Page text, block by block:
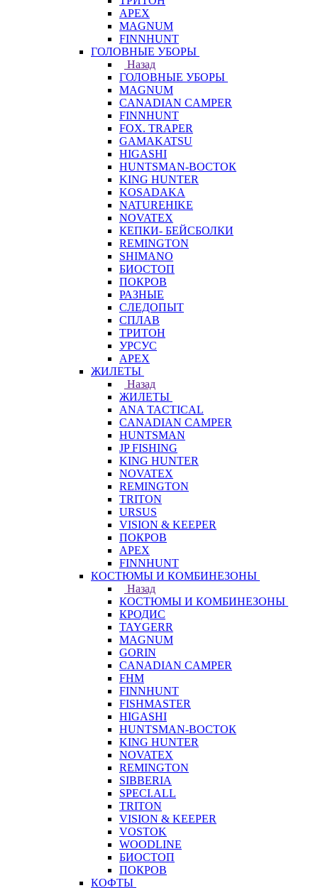
APEX
MAGNUM
FINNHUNT
ГОЛОВНЫЕ УБОРЫ
Назад
ГОЛОВНЫЕ УБОРЫ
MAGNUM
CANADIAN CAMPER
FINNHUNT
FOX. TRAPER
GAMAKATSU
HIGASHI
HUNTSMAN-ВОСТОК
KING HUNTER
KOSADAKA
NATUREHIKE
NOVATEX
КЕПКИ- БЕЙСБОЛКИ
REMINGTON
SHIMANO
БИОСТОП
ПОКРОВ
РАЗНЫЕ
СЛЕДОПЫТ
СПЛАВ
ТРИТОН
УРСУС
APEX
ЖИЛЕТЫ
Назад
ЖИЛЕТЫ
ANA TACTICAL
CANADIAN CAMPER
HUNTSMAN
JP FISHING
KING HUNTER
NOVATEX
REMINGTON
TRITON
URSUS
VISION & KEEPER
ПОКРОВ
APEX
FINNHUNT
КОСТЮМЫ И КОМБИНЕЗОНЫ
Назад
КОСТЮМЫ И КОМБИНЕЗОНЫ
КРОДИС
TAYGERR
MAGNUM
GORIN
CANADIAN CAMPER
FHM
FINNHUNT
FISHMASTER
HIGASHI
HUNTSMAN-ВОСТОК
KING HUNTER
NOVATEX
REMINGTON
SIBBERIA
SPECI.ALL
TRITON
VISION & KEEPER
VOSTOK
WOODLINE
БИОСТОП
ПОКРОВ
КОФТЫ